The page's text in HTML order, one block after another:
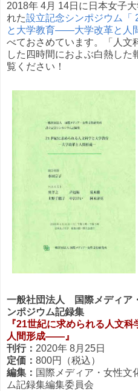
2018年 4月 14日に日本女子
れた設立記念シンポジウム「
と大学教育――大学改革と人
べておさめています。「人文
した四時間におよぶ白熱し
覧ください！
一般社団法人 国際メディア
ンポジウム記録集
『21世紀に求められる人文
人間形成――』
刊行： 2020年 8月25日
定価： 800円（税込）
編集： 国際メディア・女性文
ム記録集編集委員会